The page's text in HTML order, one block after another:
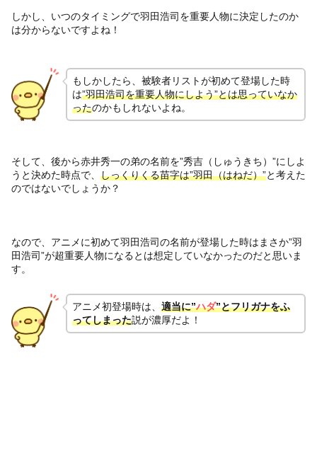
しかし、いつのタイミングで羽田浩司を重要人物に決定したのか
は分からないですよね！
もしかしたら、被験者リストが初めて登場した時
は”羽田浩司を重要人物にしよう”とは思っていなか
ったのかもしれないよね。
そして、後から赤井秀一の弟の名前を”秀吉（しゅうきち）”にしよ
うと決めた時点で、 しっくりくる苗字は”羽田（はねだ）”と考えた
のではないでしょうか？
なので、アニメに初めて羽田浩司の名前が登場した時はまさか”羽
田浩司”が超重要人物になるとは想定していなかったのだと思いま
す。
アニメ初登場時は、 適当に”ハダ”とフリガナをふ
ってしまった説が濃厚だよ！